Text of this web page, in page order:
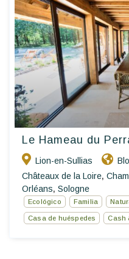
Le Hameau du
Lion-en-Sullias
Châteaux de la Loire,
Orléans, Sologne
Ecológico Familia
Casa de huéspedes Cash